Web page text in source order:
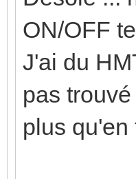
ON/OFF
J'ai du
pas
plus